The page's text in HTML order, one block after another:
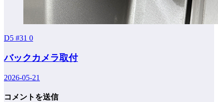
D5 #31 0
バックカメラ取付
2026-05-21
コメントを送信